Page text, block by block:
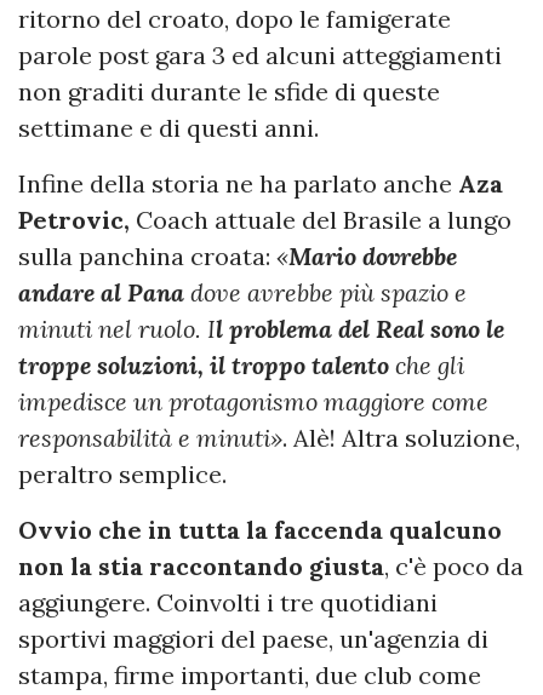
ritorno del croato, dopo le famigerate
parole post gara 3 ed alcuni atteggiamenti
non graditi durante le sfide di queste
settimane e di questi anni.
Infine della storia ne ha parlato anche Aza
Petrovic, Coach attuale del Brasile a lungo
sulla panchina croata: «Mario dovrebbe
andare al Pana dove avrebbe più spazio e
minuti nel ruolo. Il problema del Real sono le
troppe soluzioni, il troppo talento che gli
impedisce un protagonismo maggiore come
responsabilità e minuti». Alè! Altra soluzione,
peraltro semplice.
Ovvio che in tutta la faccenda qualcuno
non la stia raccontando giusta, c'è poco da
aggiungere. Coinvolti i tre quotidiani
sportivi maggiori del paese, un'agenzia di
stampa, firme importanti, due club come